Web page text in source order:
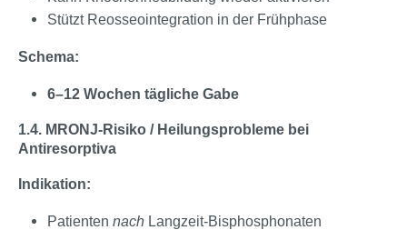
Stützt Reosseointegration in der Frühphase
Schema:
6–12 Wochen tägliche Gabe
1.4. MRONJ-Risiko / Heilungsprobleme bei
Antiresorptiva
Indikation:
Patienten nach Langzeit-Bisphosphonaten